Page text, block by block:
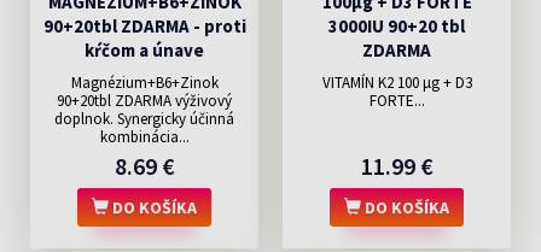
90+20tbl ZDARMA - proti
kŕčom a únave
Magnézium+B6+Zinok
90+20tbl ZDARMA výživový
doplnok. Synergicky účinná
kombinácia...
8.69 €
DO KOŠÍKA
3000IU 90+20 tbl
ZDARMA
VITAMÍN K2 100 μg + D3
FORTE...
11.99 €
DO KOŠÍKA